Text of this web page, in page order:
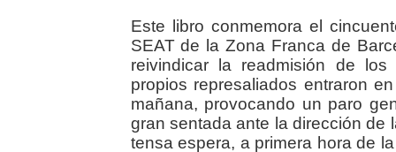
Este libro conmemora el
SEAT de la Zona Franca de
reivindicar la readmisión de
propios represaliados entraron
mañana, provocando un paro
gran sentada ante la dirección de
tensa espera, a primera hora de